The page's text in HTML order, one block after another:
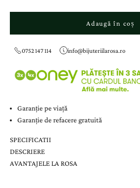
Adaugă în coș
0752 147 114 info@bijuteriilarosa.ro
Garanție pe viață
Garanție de refacere gratuită
SPECIFICATII
DESCRIERE
AVANTAJELE LA ROSA